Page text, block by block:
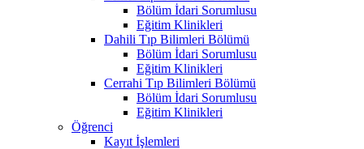
Bölüm İdari Sorumlusu
Eğitim Klinikleri
Dahili Tıp Bilimleri Bölümü
Bölüm İdari Sorumlusu
Eğitim Klinikleri
Cerrahi Tıp Bilimleri Bölümü
Bölüm İdari Sorumlusu
Eğitim Klinikleri
Öğrenci
Kayıt İşlemleri